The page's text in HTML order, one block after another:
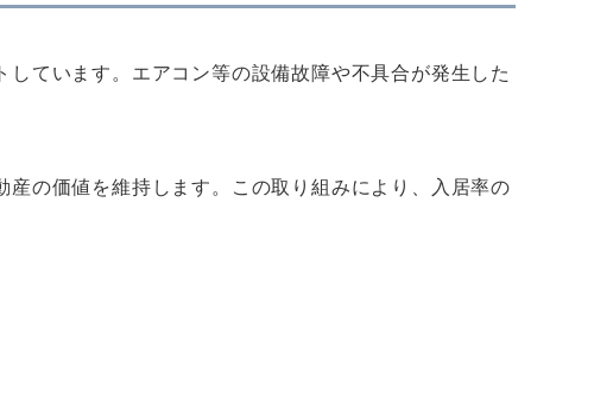
ています。エアコン等の設備故障や不具合が発生した
の価値を維持します。この取り組みにより、入居率の